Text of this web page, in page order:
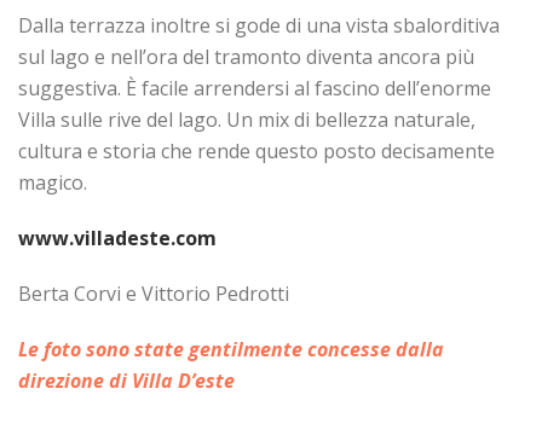
Dalla terrazza inoltre si gode di una vista sbalorditiva
sul lago e nell’ora del tramonto diventa ancora più
suggestiva. È facile arrendersi al fascino dell’enorme
Villa sulle rive del lago. Un mix di bellezza naturale,
cultura e storia che rende questo posto decisamente
magico.
www.villadeste.com
Berta Corvi e Vittorio Pedrotti
Le foto sono state gentilmente concesse dalla
direzione di Villa D’este